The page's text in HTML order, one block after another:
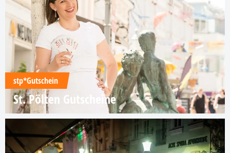
stp*Gutschein
St. Pölten Gutscheine